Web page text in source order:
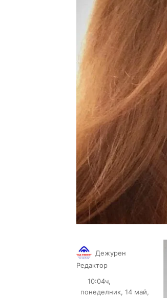
Дежурен
Редактор
10:04ч,
понеделник, 14 май,